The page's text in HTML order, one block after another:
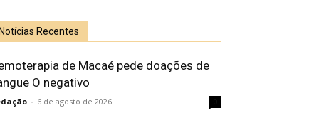
Notícias Recentes
de Macaé pede doações de
O negativo
- 6 de agosto de 2026